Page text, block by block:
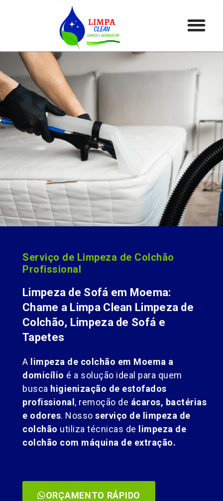
Serviço de Limpeza de Colchão
Profissional
Limpeza de Sofá em Moema:
Chame a Limpa Clean Limpeza de
Colchão, Limpeza de Sofá e
Tapetes
A limpeza de colchão em Moema a
domicílio é a solução ideal para quem
busca higienização de estofados
profissional, remoção de ácaros, bactérias
e odores. Nosso serviço de limpeza de
colchão utiliza técnicas de limpeza de
colchão com máquina de extração.
ORÇAMENTO RÁPIDO